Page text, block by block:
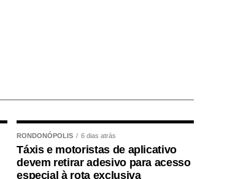
RONDONÓPOLIS 6 dias atrás
Táxis e motoristas de aplicativo
devem retirar adesivo para acesso
especial à rota exclusiva